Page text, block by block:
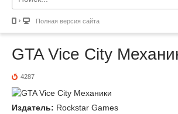
Полная версия сайта
GTA Vice City
4287
Издатель: Rockstar Games